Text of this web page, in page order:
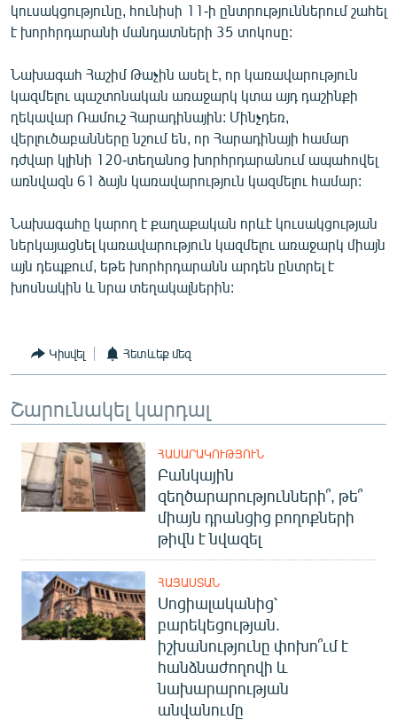
կուսակցությունը, հունիսի 11-ի ընտրություններում շահել
է խորհրդարանի մանդատների 35 տոկոսը:
Նախագահ Հաշիմ Թաչին ասել է, որ կառավարություն
կազմելու պաշտոնական առաջարկ կտա այդ դաշինքի
ղեկավար Ռամուշ Հարադինային: Մինչդեռ,
վերլուծաբանները նշում են, որ Հարադինայի համար
դժվար կլինի 120-տեղանոց խորհրդարանում ապահովել
առնվազն 61 ձայն կառավարություն կազմելու համար:
Նախագահը կարող է քաղաքական որևէ կուսակցության
ներկայացնել կառավարություն կազմելու առաջարկ միայն
այն դեպքում, եթե խորհրդարանն արդեն ընտրել է
խոսնակին և նրա տեղակալներին:
Կիսվել Հետևեք մեզ
Շարունակել կարդալ
ՀԱՍԱՐԱԿՈՒԹՅՈՒՆ
Բանկային
զեղծարարությունների՞, թե՞
միայն դրանցից բողոքների
թիվն է նվազել
ՀԱՅԱՍՏԱՆ
Սոցիալականից՝
բարեկեցության.
իշխանությունը փոխո՞ւմ է
հանձնաժողովի և
նախարարության
անվանումը